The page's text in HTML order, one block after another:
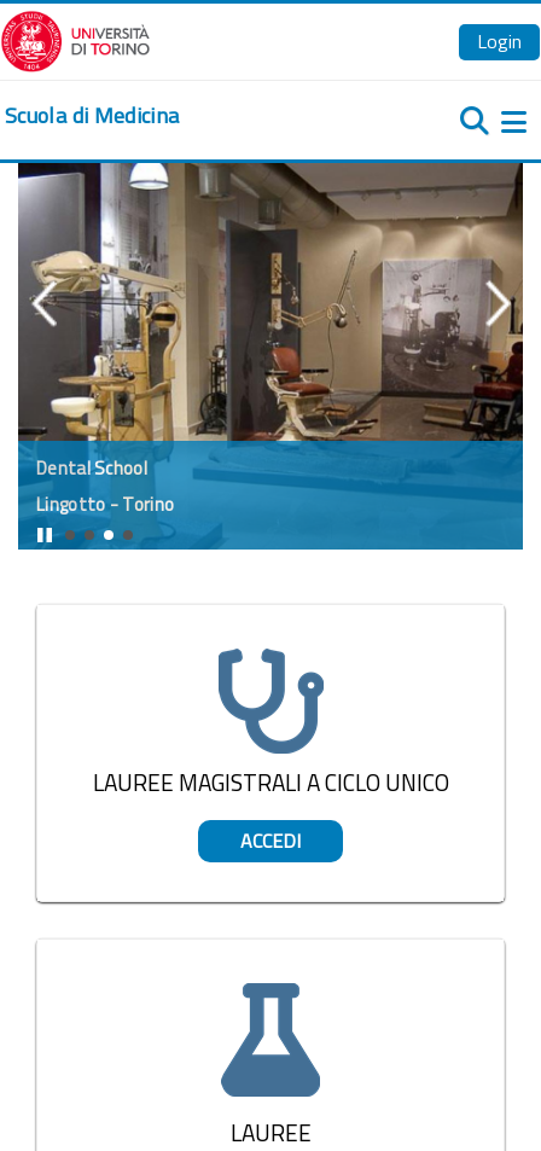
Zum Hauptinhalt
Login
Scuola di Medicina
Dental School
Lingotto - Torino
Stop
Blöcke
LAUREE MAGISTRALI A CICLO UNICO
ACCEDI
LAUREE